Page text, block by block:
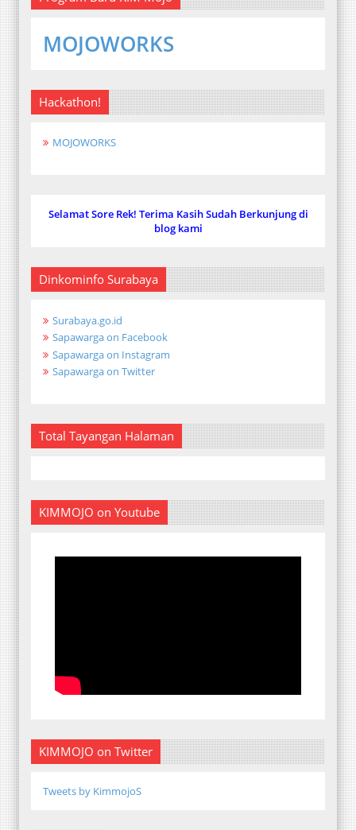
MOJOWORKS
Hackathon!
MOJOWORKS
Selamat Sore Rek! Terima Kasih Sudah Berkunjung di
blog kami
Dinkominfo Surabaya
Surabaya.go.id
Sapawarga on Facebook
Sapawarga on Instagram
Sapawarga on Twitter
Total Tayangan Halaman
KIMMOJO on Youtube
KIMMOJO on Twitter
Tweets by KimmojoS